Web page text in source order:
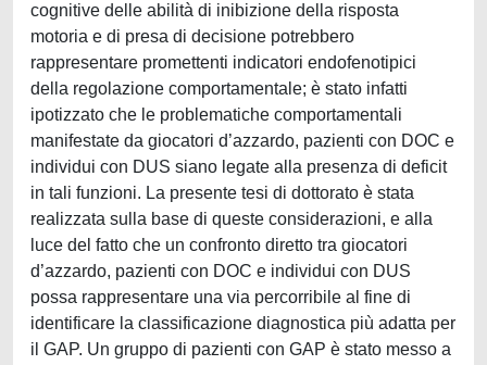
cognitive delle abilità di inibizione della risposta
motoria e di presa di decisione potrebbero
rappresentare promettenti indicatori endofenotipici
della regolazione comportamentale; è stato infatti
ipotizzato che le problematiche comportamentali
manifestate da giocatori d’azzardo, pazienti con DOC e
individui con DUS siano legate alla presenza di deficit
in tali funzioni. La presente tesi di dottorato è stata
realizzata sulla base di queste considerazioni, e alla
luce del fatto che un confronto diretto tra giocatori
d’azzardo, pazienti con DOC e individui con DUS
possa rappresentare una via percorribile al fine di
identificare la classificazione diagnostica più adatta per
il GAP. Un gruppo di pazienti con GAP è stato messo a